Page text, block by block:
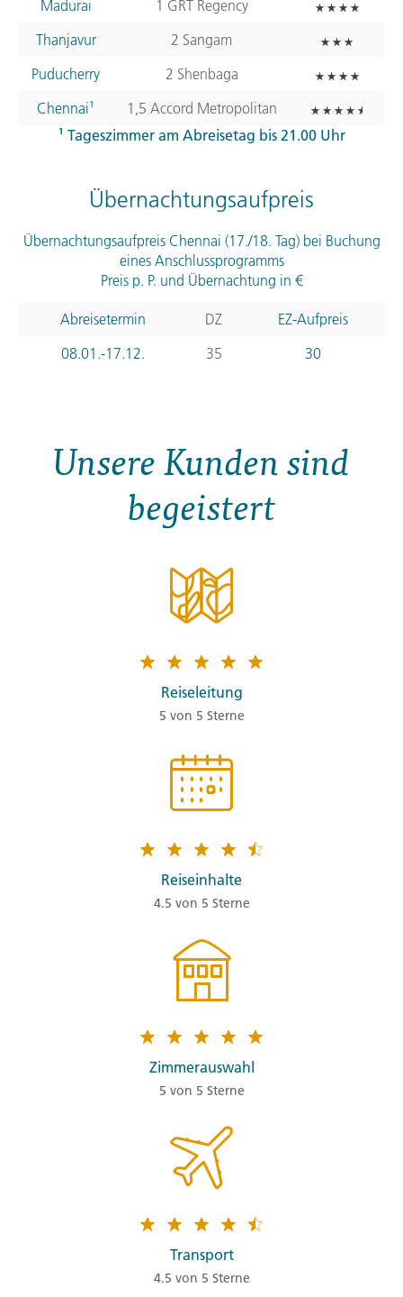
Madurai 1 GRTRegency
Thanjavur
2 Sangam
Puducherry
2 Shenbaga
Chennai¹
1,5 Accord Metropolitan
¹ Tageszimmer am Abreisetag bis 21.00 Uhr
Übernachtungsaufpreis
Übernachtungsaufpreis Chennai (17./18. Tag) bei Buchung
eines Anschlussprogramms
Preis p. P. und Übernachtung in €
Abreisetermin DZ
EZ-Aufpreis
08.01.-17.12.
35 30
Unsere Kunden sind
begeistert
Reiseleitung
5 von 5 Sterne
Reiseinhalte
4.5 von 5 Sterne
Zimmerauswahl
5 von 5 Sterne
Transport
4.5 von 5 Sterne